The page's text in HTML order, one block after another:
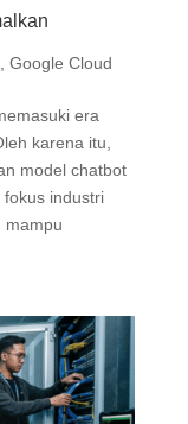
Google Cloud
era
karena itu,
model chatbot
industri
mampu